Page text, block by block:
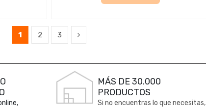
1 2 3
MÁS DE 30.000
PRODUCTOS
Si no encuentras lo que necesitas,